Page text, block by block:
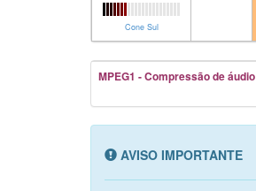
Cone Sul
MPEG1 - Compressão de áudio
AVISO IMPORTANTE